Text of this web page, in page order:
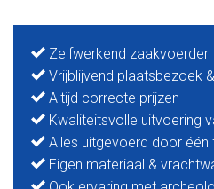
Zelfwerkend zaakvoerder
Vrijblijvend plaatsbezoek
Altijd correcte prijzen
Kwaliteitsvolle uitvoering
Alles uitgevoerd door één
Eigen materiaal &